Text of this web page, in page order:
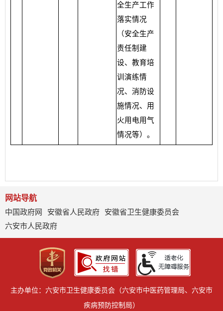
全生产工作
落实情况
（安全生产
责任制建
设、教育培
训演练情
况、消防设
施情况、用
火用电用气
情况等）。
网站导航
中国政府网
安徽省人民政府
安徽省卫生健康委员会
六安市人民政府
主办单位：六安市卫生健康委员会（六安市中医药管理局、六安市
疾病预防控制局）